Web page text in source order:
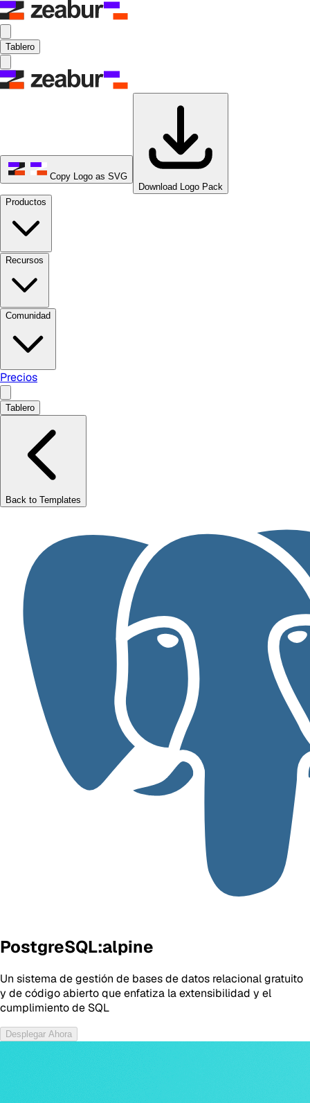
Tablero
Copy Logo as SVG
Download Logo Pack
Productos
Recursos
Comunidad
Precios
Tablero
Back to Templates
PostgreSQL:alpine
Un sistema de gestión de bases de datos relacional gratuito
y de código abierto que enfatiza la extensibilidad y el
cumplimiento de SQL
Desplegar Ahora